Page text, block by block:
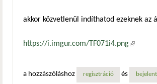
akkor közvetlenül indíthatod ezeknek az
https://i.imgur.com/TF071i4.png(külső
a hozzászóláshoz regisztráció és